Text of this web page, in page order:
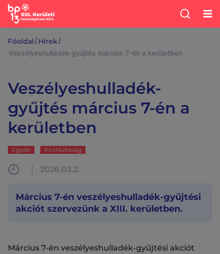
Főoldal /Hírek /
Veszélyeshulladék-gyűjtés március 7-én a kerületben
Veszélyeshulladék-
gyűjtés március 7-én a
kerületben
Egyéb Köztisztaság
2026.03.2.
Március 7-én veszélyeshulladék-gyűjtési
akciót szervezünk a XIII. kerületben.
Március 7-én veszélyeshulladék-gyűjtési akciót